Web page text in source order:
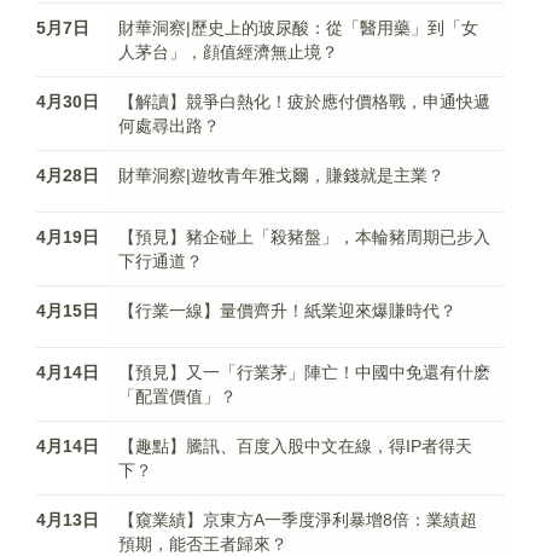
5月7日
財華洞察|歷史上的玻尿酸：從「醫用藥」到「女
人茅台」，顔值經濟無止境？
4月30日
【解讀】競爭白熱化！疲於應付價格戰，申通快遞
何處尋出路？
4月28日 財華洞察|遊牧青年雅戈爾，賺錢就是主業？
4月19日
【預見】豬企碰上「殺豬盤」，本輪豬周期已步入
下行通道？
4月15日 【行業一線】量價齊升！紙業迎來爆賺時代？
4月14日
【預見】又一「行業茅」陣亡！中國中免還有什麽
「配置價值」？
4月14日
【趣點】騰訊、百度入股中文在線，得IP者得天
下？
4月13日
【窺業績】京東方A一季度淨利暴增8倍：業績超
預期，能否王者歸來？